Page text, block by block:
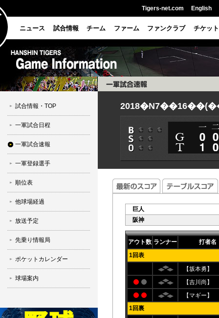
Tigers-net.com English
ニュース 試合情報 チーム ファーム ファンクラブ チケット
試合情報・TOP
一軍試合日程
一軍試合速報
一軍登録選手
順位表
他球場経過
放送予定
先乗り情報局
ポケットカレンダー
球場案内
巨人
阪神
アウト数 ランナー
打者名
1回表
【坂本勇】
【吉川尚】
【マギー】
1回裏